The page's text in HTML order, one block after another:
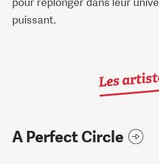
puissant.
Les
A Perfect Circle